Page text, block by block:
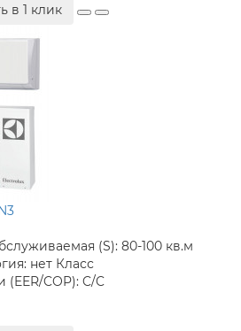
в 1 клик
(S): 80-100 кв.м
нет Класс
(EER/COP): C/C